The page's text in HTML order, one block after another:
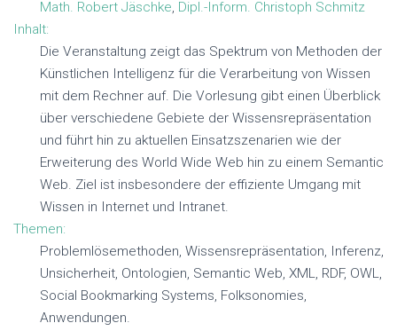
Math. Robert Jäschke, Dipl.-Inform. Christoph Schmitz
Inhalt:
Die Veranstaltung zeigt das Spektrum von Methoden der
Künstlichen Intelligenz für die Verarbeitung von Wissen
mit dem Rechner auf. Die Vorlesung gibt einen Überblick
über verschiedene Gebiete der Wissensrepräsentation
und führt hin zu aktuellen Einsatzszenarien wie der
Erweiterung des World Wide Web hin zu einem Semantic
Web. Ziel ist insbesondere der effiziente Umgang mit
Wissen in Internet und Intranet.
Themen:
Problemlösemethoden, Wissensrepräsentation, Inferenz,
Unsicherheit, Ontologien, Semantic Web, XML, RDF, OWL,
Social Bookmarking Systems, Folksonomies,
Anwendungen.